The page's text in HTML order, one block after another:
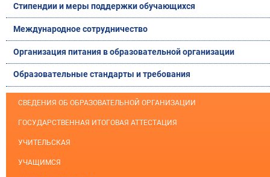
Стипендии и меры поддержки обучающихся
Международное сотрудничество
Организация питания в образовательной организации
Образовательные стандарты и требования
СВЕДЕНИЯ ОБ ОБРАЗОВАТЕЛЬНОЙ ОРГАНИЗАЦИИ
ГОСУДАРСТВЕННАЯ ИТОГОВАЯ АТТЕСТАЦИЯ
УЧИТЕЛЬСКАЯ
УЧАЩИМСЯ